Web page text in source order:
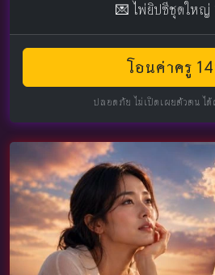
💌 ไพ่ยิปซีชุดใหญ่
โอนค่าครู
ปลอดภัย ไม่เปิดเผยตัวตน ได้